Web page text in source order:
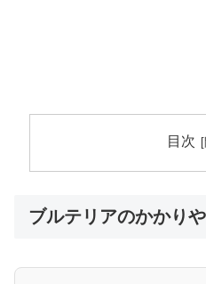
目次
ブルテリアのかかり